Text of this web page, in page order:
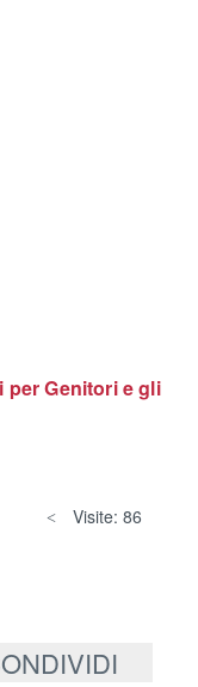
per Genitori e gli
Visite: 86